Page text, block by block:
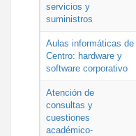
servicios y
suministros
Aulas informáticas de
Centro: hardware y
software corporativo
Atención de
consultas y
cuestiones
académico-